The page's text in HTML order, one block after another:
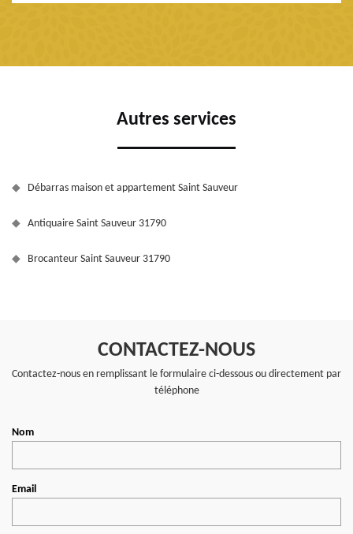
Autres services
Débarras maison et appartement Saint Sauveur
Antiquaire Saint Sauveur 31790
Brocanteur Saint Sauveur 31790
CONTACTEZ-NOUS
Contactez-nous en remplissant le formulaire ci-dessous ou directement par
téléphone
Nom
Email